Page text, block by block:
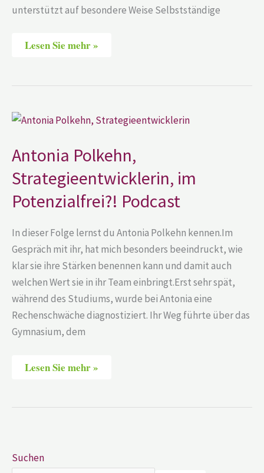
unterstützt auf besondere Weise Selbstständige
Lesen Sie mehr »
Antonia Polkehn,
Strategieentwicklerin, im
Potenzialfrei?! Podcast
In dieser Folge lernst du Antonia Polkehn kennen.Im
Gespräch mit ihr, hat mich besonders beeindruckt, wie
klar sie ihre Stärken benennen kann und damit auch
welchen Wert sie in ihr Team einbringt.Erst sehr spät,
während des Studiums, wurde bei Antonia eine
Rechenschwäche diagnostiziert. Ihr Weg führte über das
Gymnasium, dem
Antonia
Polkehn,
Potenzialfrei?!
Podcast
Lesen Sie mehr »
Suchen